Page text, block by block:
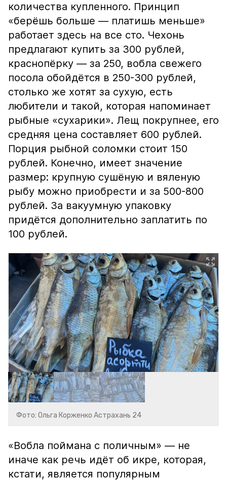
количества купленного. Принцип
«берёшь больше — платишь меньше»
работает здесь на все сто. Чехонь
предлагают купить за 300 рублей,
краснопёрку — за 250, вобла свежего
посола обойдётся в 250-300 рублей,
столько же хотят за сухую, есть
любители и такой, которая напоминает
рыбные «сухарики». Лещ покрупнее, его
средняя цена составляет 600 рублей.
Порция рыбной соломки стоит 150
рублей. Конечно, имеет значение
размер: крупную сушёную и вяленую
рыбу можно приобрести и за 500-800
рублей. За вакуумную упаковку
придётся дополнительно заплатить по
100 рублей.
Фото: Ольга Корженко Астрахань 24
«Вобла поймана с поличным» — не
иначе как речь идёт об икре, которая,
кстати, является популярным